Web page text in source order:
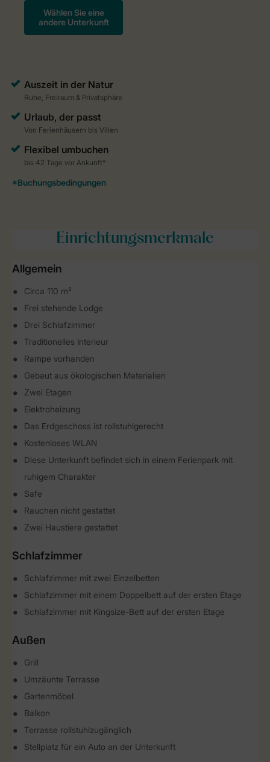
Einrichtungsmerkmale
Allgemein
Circa 110 m²
Frei stehende Lodge
Drei Schlafzimmer
Traditionelles Interieur
Rampe vorhanden
Gebaut aus ökologischen Materialien
Zwei Etagen
Elektroheizung
Das Erdgeschoss ist rollstuhlgerecht
Kostenloses WLAN
Diese Unterkunft befindet sich in einem Ferienpark mit
ruhigem Charakter
Safe
Rauchen nicht gestattet
Zwei Haustiere gestattet
Schlafzimmer
Schlafzimmer mit zwei Einzelbetten
Schlafzimmer mit einem Doppelbett auf der ersten Etage
Schlafzimmer mit Kingsize-Bett auf der ersten Etage
Außen
Grill
Umzäunte Terrasse
Gartenmöbel
Balkon
Terrasse rollstuhlzugänglich
Stellplatz für ein Auto an der Unterkunft